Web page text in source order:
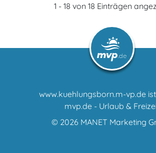
1 - 18 von 18 Einträgen
www.kuehlungsborn.m-vp.de
mvp.de - Urlaub &
© 2026 MANET Marketing